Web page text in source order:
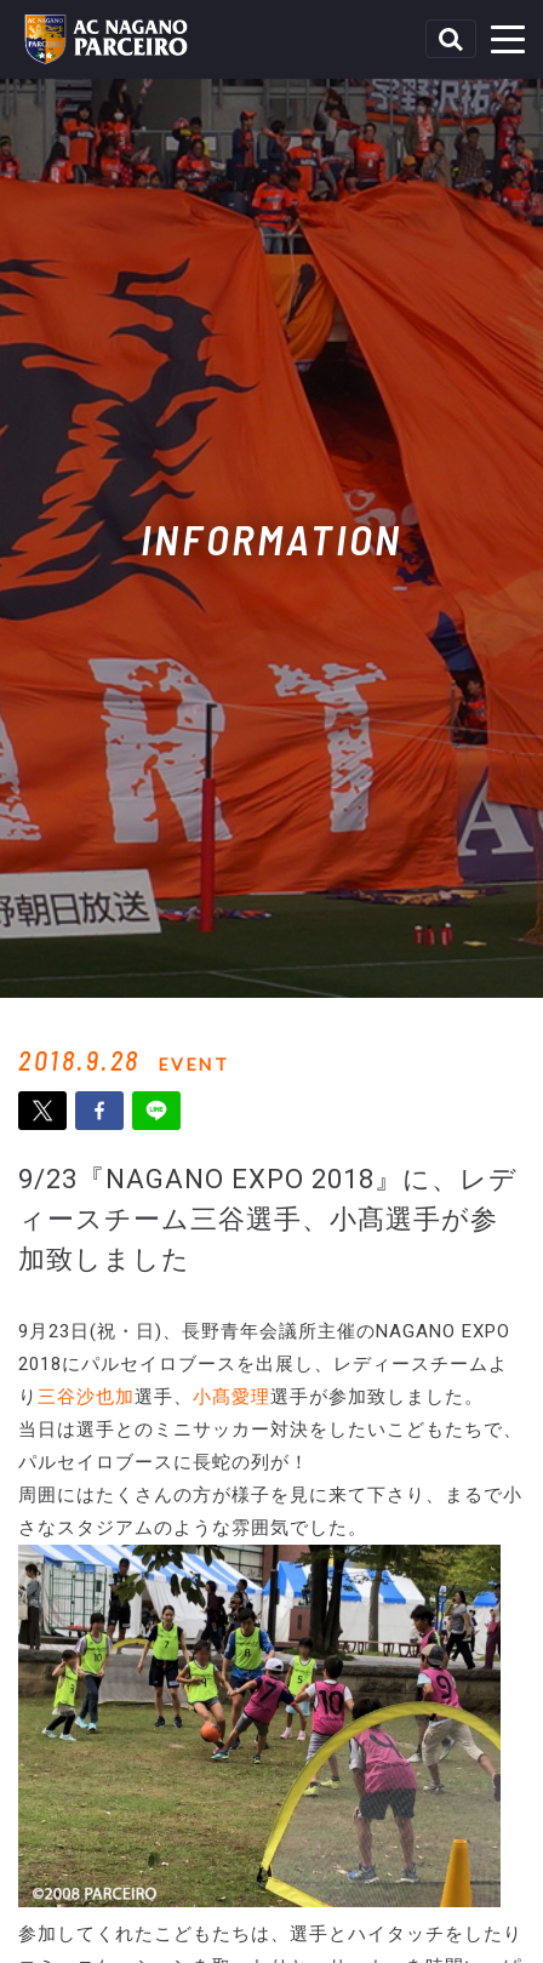
INFORMATION
2018.9.28 EVENT
9/23『NAGANO EXPO 2018』に、レデ
ィースチーム三谷選手、小髙選手が参
加致しました
9月23日(祝・日)、長野青年会議所主催のNAGANO EXPO
2018にパルセイロブースを出展し、レディースチームよ
り 三谷沙也加選手、 小髙愛理選手が参加致しました。
当日は選手とのミニサッカー対決をしたいこどもたちで、
パルセイロブースに長蛇の列が！
周囲にはたくさんの方が様子を見に来て下さり、まるで小
さなスタジアムのような雰囲気でした。
参加してくれたこどもたちは、選手とハイタッチをしたり